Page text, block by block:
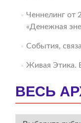
Ченнелинг от
«Денежная
События,
Живая
ВЕСЬ
ВЕСЬ